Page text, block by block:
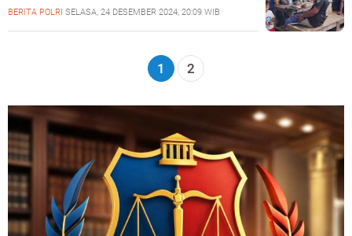
BERITA POLRI SELASA, 24 DESEMBER 2024, 20:09 WIB
1 2